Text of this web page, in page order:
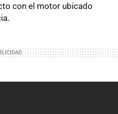
con el motor ubicado